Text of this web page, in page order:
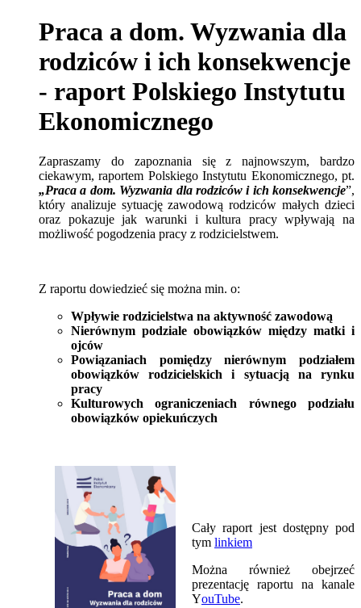
Praca a dom. Wyzwania dla
rodziców i ich konsekwencje
- raport Polskiego Instytutu
Ekonomicznego
Zapraszamy do zapoznania się z najnowszym, bardzo
ciekawym, raportem Polskiego Instytutu Ekonomicznego, pt.
„Praca a dom. Wyzwania dla rodziców i ich konsekwencje”,
który analizuje sytuację zawodową rodziców małych dzieci
oraz pokazuje jak warunki i kultura pracy wpływają na
możliwość pogodzenia pracy z rodzicielstwem.
Z raportu dowiedzieć się można min. o:
Wpływie rodzicielstwa na aktywność zawodową
Nierównym podziale obowiązków między matki i
ojców
Powiązaniach pomiędzy nierównym podziałem
obowiązków rodzicielskich i sytuacją na rynku
pracy
Kulturowych ograniczeniach równego podziału
obowiązków opiekuńczych
Cały raport jest dostępny pod
tym linkiem
Można również obejrzeć
prezentację raportu na kanale
YouTube.